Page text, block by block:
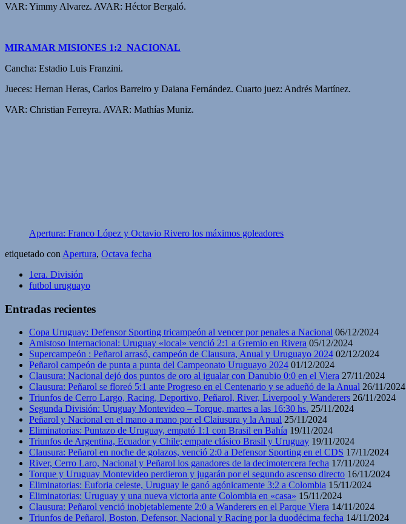
VAR: Yimmy Alvarez. AVAR: Héctor Bergaló.
MIRAMAR MISIONES 1:2 NACIONAL
Cancha: Estadio Luis Franzini.
Jueces: Hernan Heras, Carlos Barreiro y Daiana Fernández. Cuarto juez: Andrés Martínez.
VAR: Christian Ferreyra. AVAR: Mathías Muniz.
Apertura: Franco López y Octavio Rivero los máximos goleadores
etiquetado con Apertura, Octava fecha
1era. División
futbol uruguayo
Entradas recientes
Copa Uruguay: Defensor Sporting tricampeón al vencer por penales a Nacional 06/12/2024
Amistoso Internacional: Uruguay «local» venció 2:1 a Gremio en Rivera 05/12/2024
Supercampeón : Peñarol arrasó, campeón de Clausura, Anual y Uruguayo 2024 02/12/2024
Peñarol campeón de punta a punta del Campeonato Uruguayo 2024 01/12/2024
Clausura: Nacional dejó dos puntos de oro al igualar con Danubio 0:0 en el Viera 27/11/2024
Clausura: Peñarol se floreó 5:1 ante Progreso en el Centenario y se adueñó de la Anual 26/11/2024
Triunfos de Cerro Largo, Racing, Deportivo, Peñarol, River, Liverpool y Wanderers 26/11/2024
Segunda División: Uruguay Montevideo – Torque, martes a las 16:30 hs. 25/11/2024
Peñarol y Nacional en el mano a mano por el Claiusura y la Anual 25/11/2024
Eliminatorias: Puntazo de Uruguay, empató 1:1 con Brasil en Bahía 19/11/2024
Triunfos de Argentina, Ecuador y Chile; empate clásico Brasil y Uruguay 19/11/2024
Clausura: Peñarol en noche de golazos, venció 2:0 a Defensor Sporting en el CDS 17/11/2024
River, Cerro Laro, Nacional y Peñarol los ganadores de la decimotercera fecha 17/11/2024
Torque y Uruguay Montevideo perdieron y jugarán por el segundo ascenso directo 16/11/2024
Eliminatorias: Euforia celeste, Uruguay le ganó agónicamente 3:2 a Colombia 15/11/2024
Eliminatorias: Uruguay y una nueva victoria ante Colombia en «casa» 15/11/2024
Clausura: Peñarol venció inobjetablemente 2:0 a Wanderers en el Parque Viera 14/11/2024
Triunfos de Peñarol, Boston, Defensor, Nacional y Racing por la duodécima fecha 14/11/2024